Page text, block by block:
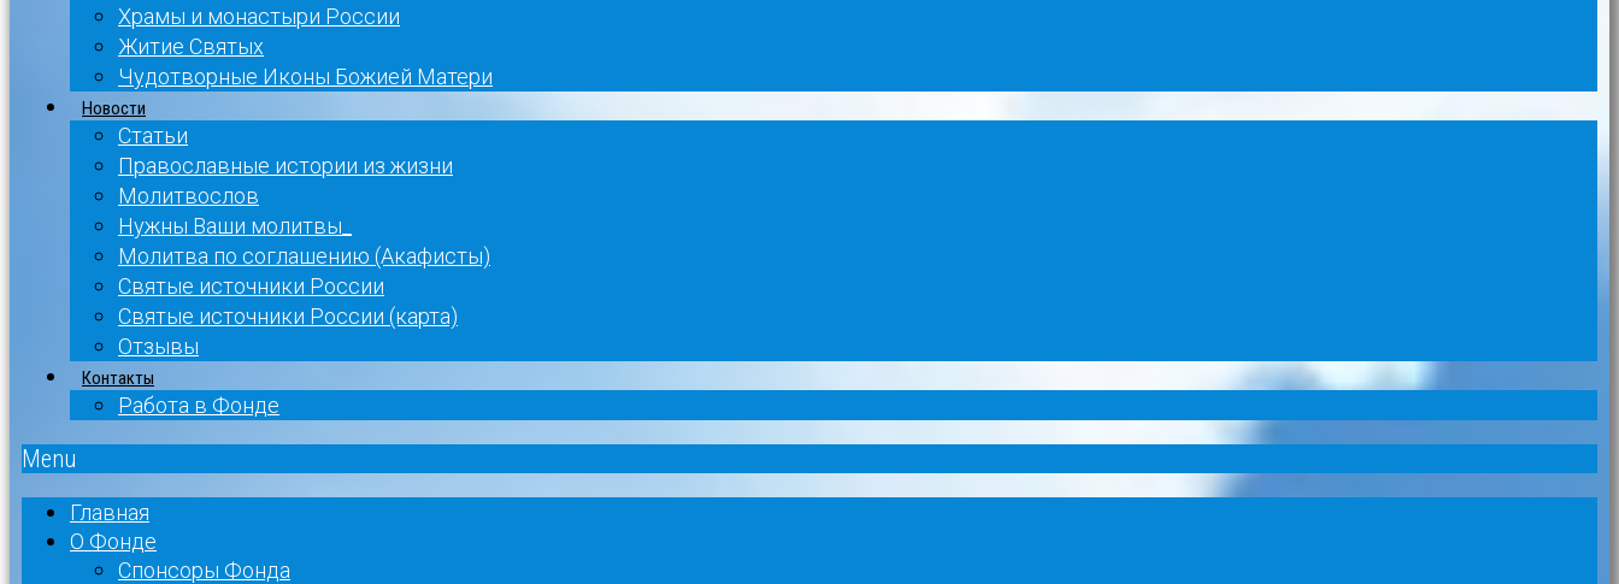
Храмы и монастыри России
Житие Святых
Чудотворные Иконы Божией Матери
Новости
Статьи
Православные истории из жизни
Молитвослов
Нужны Ваши молитвы_
Молитва по соглашению (Акафисты)
Святые источники России
Святые источники России (карта)
Отзывы
Контакты
Работа в Фонде
Menu
Главная
О Фонде
Спонсоры Фонда